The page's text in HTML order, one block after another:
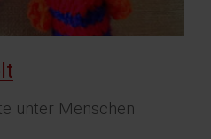
unter Menschen